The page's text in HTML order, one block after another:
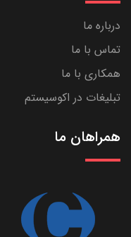
درباره ما
تماس با ما
همکاری با ما
تبلیغات در اکوسیستم
همراهان ما